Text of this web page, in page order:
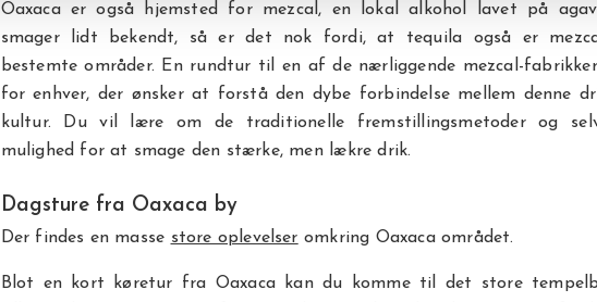
Oaxaca er også hjemsted for mezcal, en lokal alkohol lavet på
smager lidt bekendt, så er det nok fordi, at tequila også er
bestemte områder. En rundtur til en af de nærliggende mezcal-
for enhver, der ønsker at forstå den dybe forbindelse mellem denne
kultur. Du vil lære om de traditionelle fremstillingsmetoder og
mulighed for at smage den stærke, men lækre drik.
Dagsture fra Oaxaca by
Der findes en masse store oplevelser omkring Oaxaca området.
Blot en kort køretur fra Oaxaca kan du komme til det store